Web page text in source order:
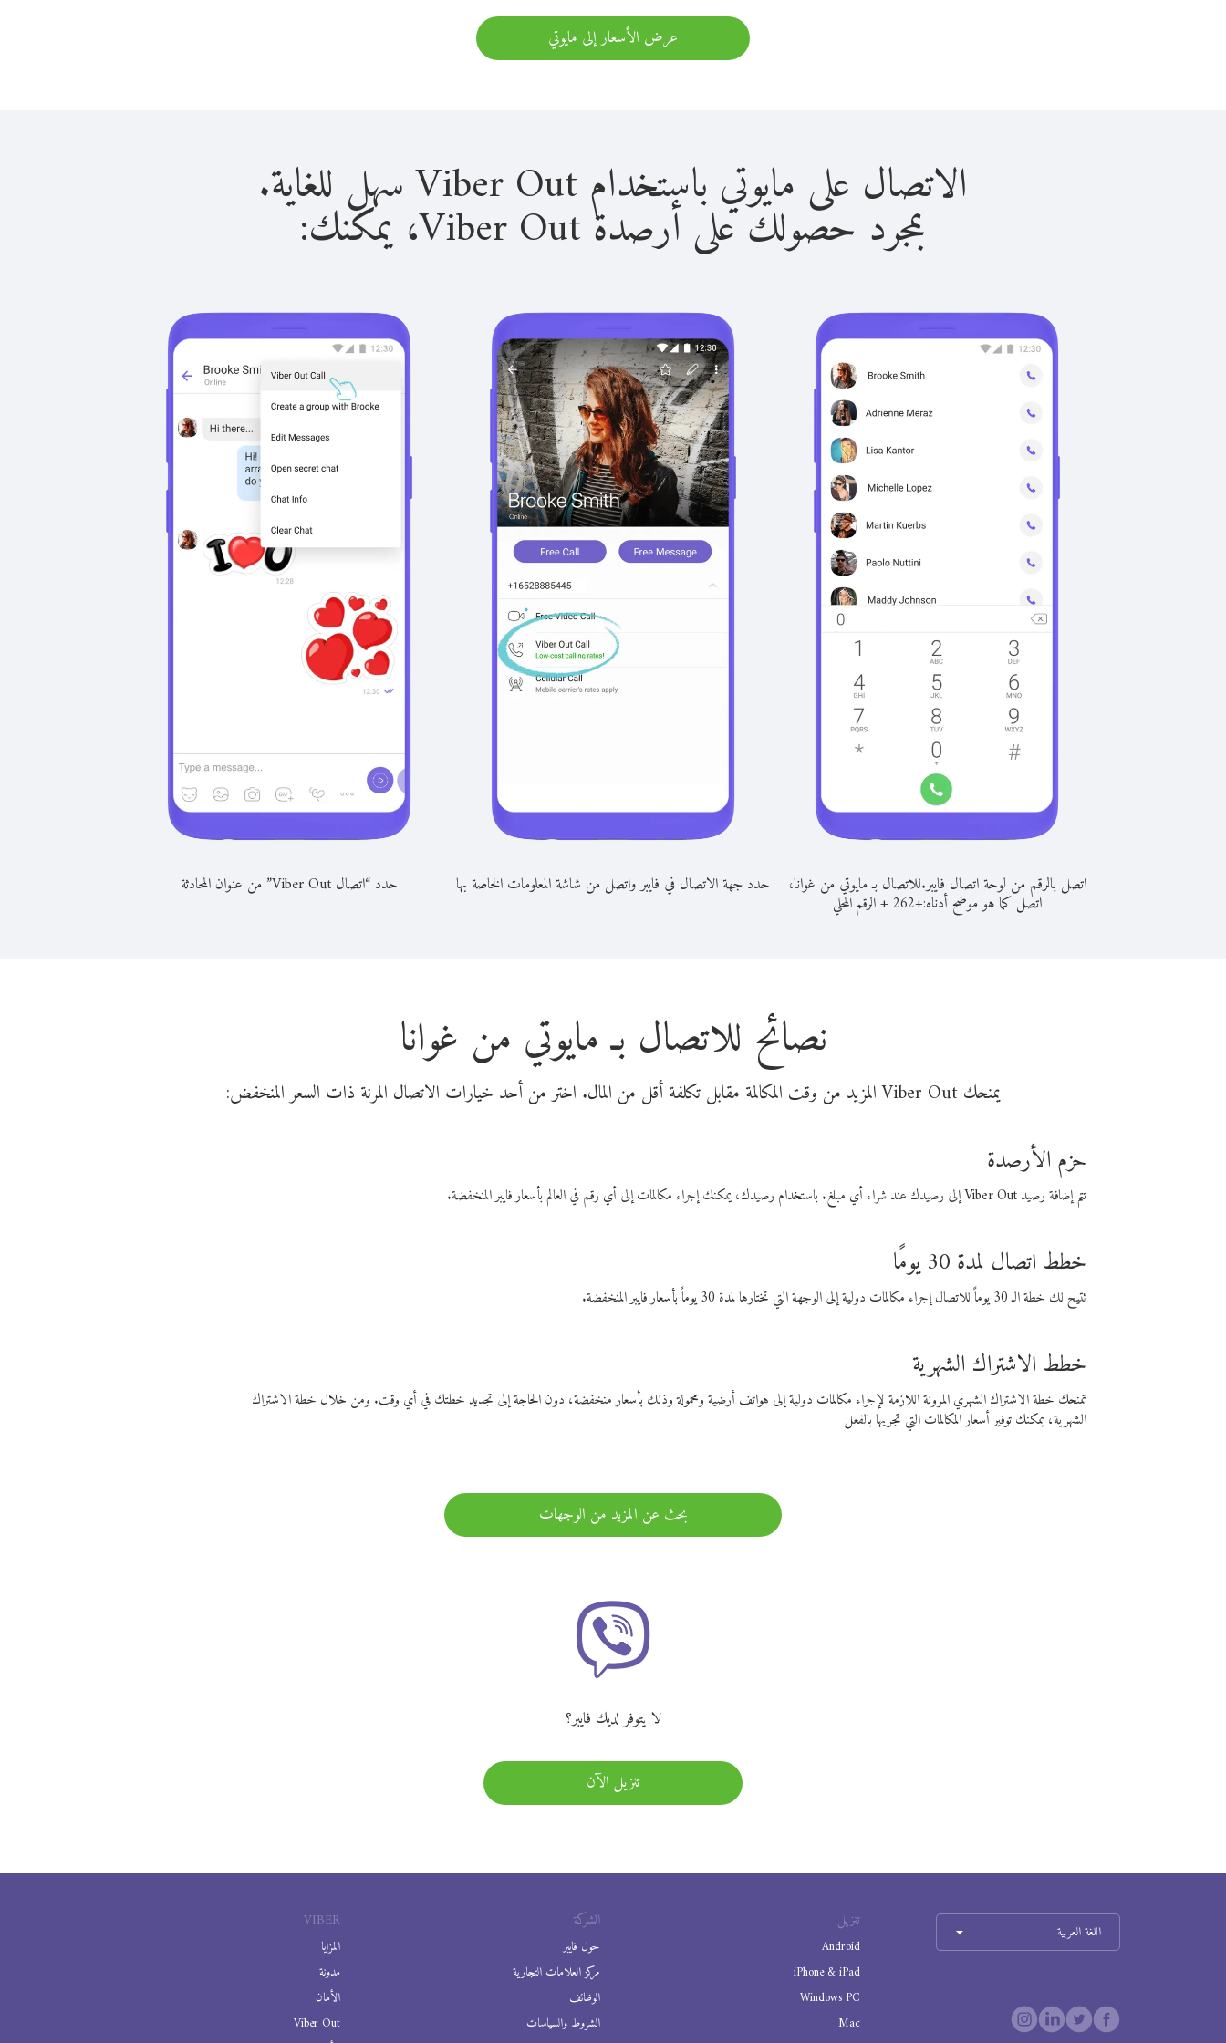
عرض الأسعار إلى مايوتي
الاتصال على مايوتي باستخدام Viber Out سهل للغاية.
بمجرد حصولك على أرصدة Viber Out، يمكنك:
اتصل بالرقم من لوحة اتصال فايبر.للاتصال بـ مايوتي من غوانا،
اتصل كما هو موضح أدناه:+
262
+الرقم المحلي
حدد جهة الاتصال في فايبر واتصل من شاشة المعلومات الخاصة بها حدد “اتصال Viber Out” من عنوان المحادثة
نصائح للاتصال بـ مايوتي من غوانا
يمنحك Viber Out المزيد من وقت المكالمة مقابل تكلفة أقل من المال. اختر من أحد خيارات الاتصال المرنة ذات السعر المنخفض:
حزم الأرصدة
تتم إضافة رصيد Viber Out إلى رصيدك عند شراء أي مبلغ. باستخدام رصيدك، يمكنك إجراء مكالمات إلى أي رقم في العالم بأسعار فايبر المنخفضة.
خطط اتصال لمدة 30 يومًا
تتيح لك خطة الـ 30 يوماً للاتصال إجراء مكالمات دولية إلى الوجهة التي تختارها لمدة 30 يوماً بأسعار فايبر المنخفضة.
خطط الاشتراك الشهرية
تمنحك خطة الاشتراك الشهري المرونة اللازمة لإجراء مكالمات دولية إلى هواتف أرضية ومحمولة وذلك بأسعار منخفضة، دون الحاجة إلى تجديد خطتك في أي وقت. ومن خلال خطة الاشتراك
الشهرية، يمكنك توفير أسعار المكالمات التي تجريها بالفعل
بحث عن المزيد من الوجهات
لا يتوفر لديك فايبر؟
تنزيل الآن
VIBER
المزايا
مدونة
الأمان
Viber Out
الشركة
حول فايبر
مركز العلامات التجارية
الوظائف
الشروط والسياسات
تنزيل
Android
iPhone & iPad
Windows PC
Mac
اللغة العربية